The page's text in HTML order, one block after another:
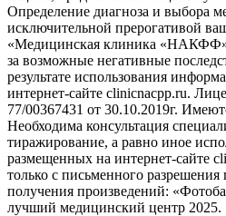
Определение диагноза и выбора
исключительной прерогативой
«Медицинская клиника «НАКФФ»
за возможные негативные
результате использования
интернет-сайте clinicnacpp.ru.
77/00367431 от 30.10.2019г.
Необходима консультация
тиражирование, а равно иное
размещенных на интернет-сайте
только с письменного
получения произведений:
лучший медицинский центр 2025.